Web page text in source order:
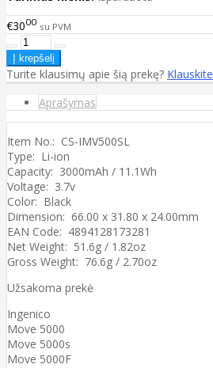
€3000 su PVM
Turite klausimų apie šią prekę? Klauskite
Aprašymas
Item No.: CS-IMV500SL
Type: Li-ion
Capacity: 3000mAh / 11.1Wh
Voltage: 3.7v
Color: Black
Dimension: 66.00 x 31.80 x 24.00mm
EAN Code: 4894128173281
Net Weight: 51.6g / 1.82oz
Gross Weight: 76.6g / 2.70oz
Užsakoma prekė
Ingenico
Move 5000
Move 5000s
Move 5000F